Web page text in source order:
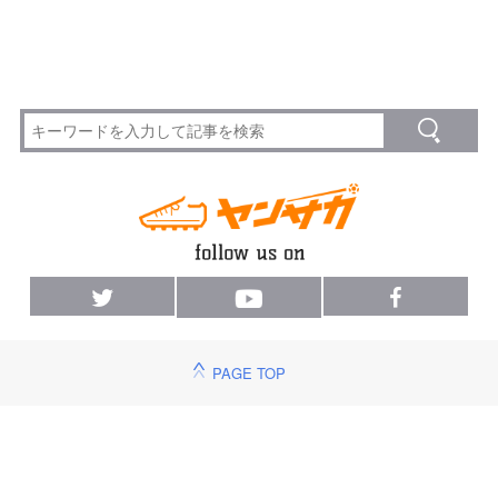
PAGE TOP